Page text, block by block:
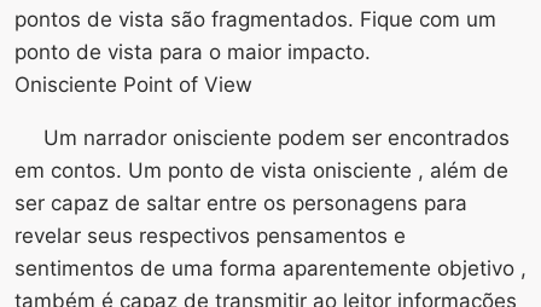
pontos de vista são fragmentados. Fique com um
ponto de vista para o maior impacto.
Onisciente Point of View
Um narrador onisciente podem ser encontrados
em contos. Um ponto de vista onisciente , além de
ser capaz de saltar entre os personagens para
revelar seus respectivos pensamentos e
sentimentos de uma forma aparentemente objetivo ,
também é capaz de transmitir ao leitor informações